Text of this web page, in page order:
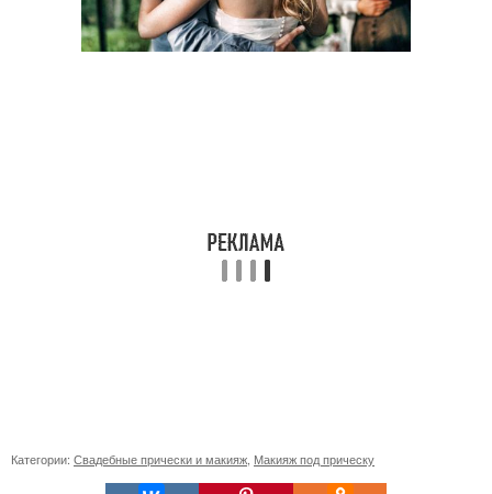
Категории: Свадебные прически и макияж Макияж под прическу